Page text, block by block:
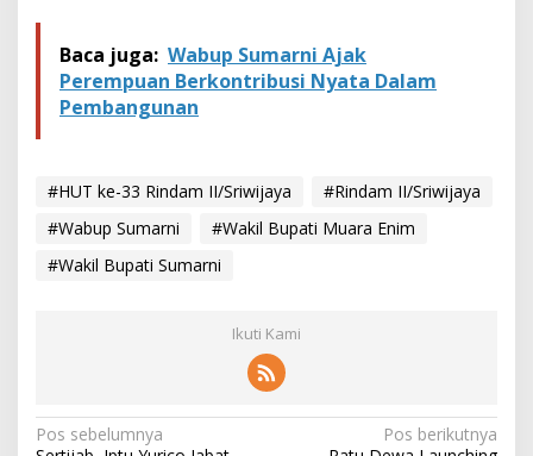
Baca juga: Wabup Sumarni Ajak
Perempuan Berkontribusi Nyata Dalam
Pembangunan
#HUT ke-33 Rindam II/Sriwijaya
#Rindam II/Sriwijaya
#Wabup Sumarni
#Wakil Bupati Muara Enim
#Wakil Bupati Sumarni
Ikuti Kami
N
Pos sebelumnya
Pos berikutnya